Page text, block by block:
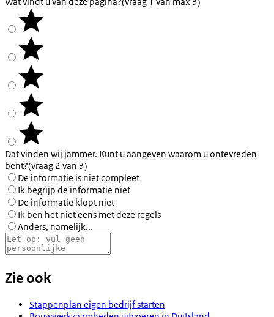
Dat vinden wij jammer. Kunt u aangeven waarom u ontevreden
bent?(vraag 2 van 3)
De informatie is niet compleet
Ik begrijp de informatie niet
De informatie klopt niet
Ik ben het niet eens met deze regels
Anders, namelijk...
Zie ook
Stappenplan eigen bedrijf starten